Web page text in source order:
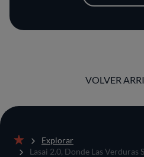
VOLVER
Inicio
Explorar
Lasai 2.0, Donde Las Verduras